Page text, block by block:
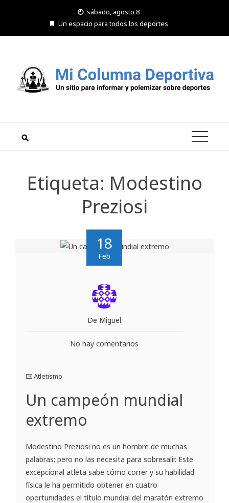
sábado, agosto 8
Un espacio para todos los deportes
Etiqueta: Modestino
Preziosi
18
Feb
De Miguel
No hay comentarios
Atletismo
Un campeón mundial
extremo
Modestino Preziosi no es un hombre de muchas
palabras; pero no las necesita para sobresalir. Este
excepcional atleta sabe cómo correr y su habilidad
física le ha permitido obtener en cuatro
oportunidades el título mundial del maratón extremo